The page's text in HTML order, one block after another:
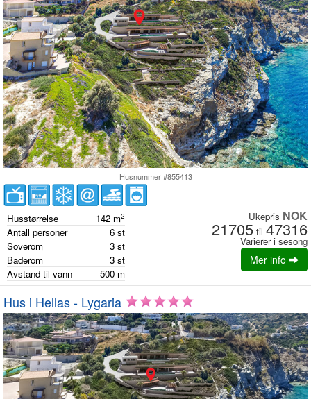
Husnummer #855413
Husstørrelse 142 m2
Antall personer 6 st
Soverom
3 st
Baderom
3 st
Avstand til vann
500 m
Ukepris NOK
21705 til 47316
Varierer i sesong
Mer info
Hus i Hellas - Lygaria